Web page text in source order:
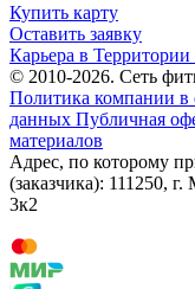
Купить карту
Оставить заявку
Карьера в
© 2010-2026. Сеть
Политика компании в
данных Публичная
материалов
Адрес, по которому
(заказчика): 111250,
3к2